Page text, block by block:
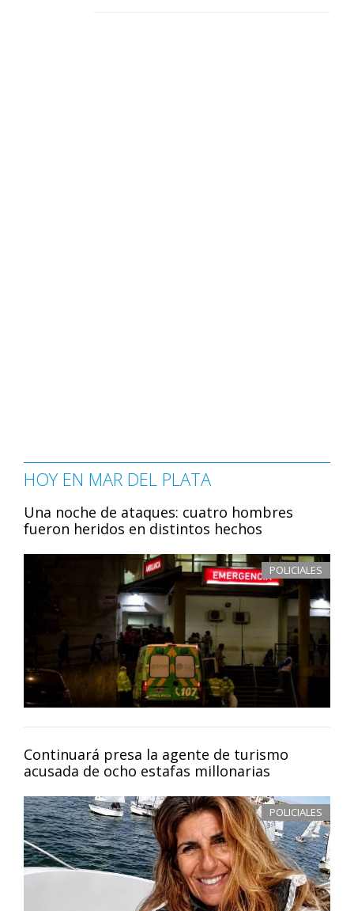
HOY EN MAR DEL PLATA
Una noche de ataques: cuatro hombres
fueron heridos en distintos hechos
POLICIALES
Continuará presa la agente de turismo
acusada de ocho estafas millonarias
POLICIALES